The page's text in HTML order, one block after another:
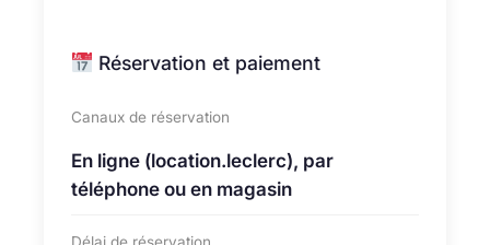
Réservation et paiement
Canaux de réservation
En ligne (location.leclerc), par
téléphone ou en magasin